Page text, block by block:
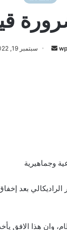
أرسل سبتمبر 19, 2022
وجماهيرية
بعد
هذا الافق